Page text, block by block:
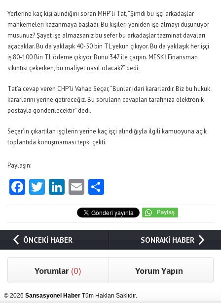
Yerlerine kaç kişi alındığını soran MHP’li Tat, “Şimdi bu işçi arkadaşlar
mahkemeleri kazanmaya başladı. Bu kişileri yeniden işe almayı düşünüyor
musunuz? Şayet işe almazsanız bu sefer bu arkadaşlar tazminat davaları
açacaklar. Bu da yaklaşık 40-50 bin TL yekun çıkıyor. Bu da yaklaşık her işçi
iş 80-100 Bin TL ödeme çıkıyor. Bunu 347 ile çarpın. MESKİ Finansman
sıkıntısı çekerken, bu maliyet nasıl olacak?” dedi.
Tat’a cevap veren CHP’li Vahap Seçer, “Bunlar idari kararlardır. Biz bu hukuk
kararlarını yerine getireceğiz. Bu soruların cevapları tarafınıza elektronik
postayla gönderilecektir” dedi.
Seçer’in çıkartılan işçilerin yerine kaç işçi alındığıyla ilgili kamuoyuna açık
toplantıda konuşmaması tepki çekti.
Paylaşın:
Facebook
Twitter
LinkedIn
Email
ÖNCEKİ HABER SONRAKİ HABER
Yorumlar (0) Yorum Yapın
© 2026 Sansasyonel Haber Tüm Hakları Saklıdır.